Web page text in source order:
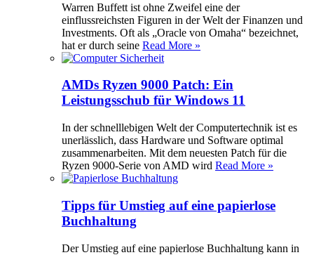
Warren Buffett ist ohne Zweifel eine der
einflussreichsten Figuren in der Welt der Finanzen und
Investments. Oft als „Oracle von Omaha“ bezeichnet,
hat er durch seine Read More »
AMDs Ryzen 9000 Patch: Ein
Leistungsschub für Windows 11
In der schnelllebigen Welt der Computertechnik ist es
unerlässlich, dass Hardware und Software optimal
zusammenarbeiten. Mit dem neuesten Patch für die
Ryzen 9000-Serie von AMD wird Read More »
Tipps für Umstieg auf eine papierlose
Buchhaltung
Der Umstieg auf eine papierlose Buchhaltung kann in